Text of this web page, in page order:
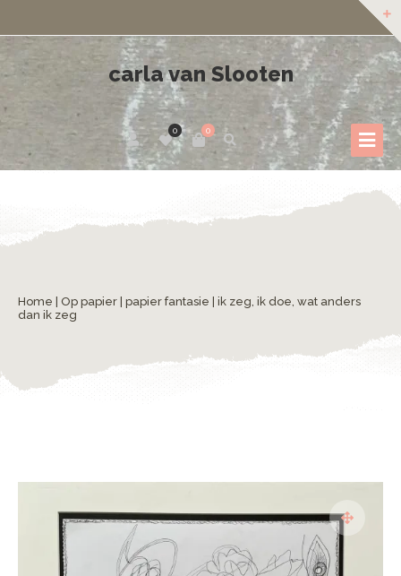
carla van Slooten
0
0
Home Op papier papier fantasie | ik zeg, ik doe, wat anders
dan ik zeg